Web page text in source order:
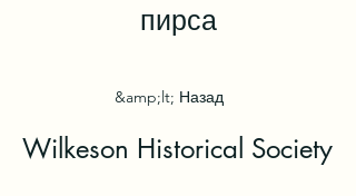
пирса
&amp;lt; Назад
Wilkeson Historical Society